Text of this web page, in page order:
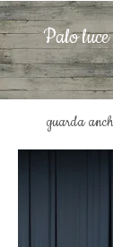
Palo
guarda